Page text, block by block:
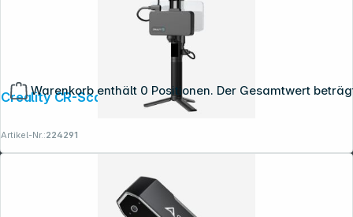
Warenkorb enthält 0 Positionen. Der Gesamtwert
Creality CR-Scan Ferret Pro 3D Scanner
Artikel-Nr.:224291
Copyright © 2001 - 2026 dexxIT. Alle Rechte vorbehalten.